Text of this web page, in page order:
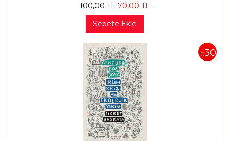
100,00TL 70,00 TL
Sepete Ekle
%30